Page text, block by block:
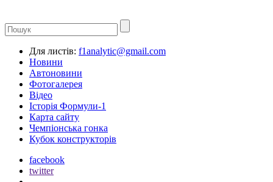
Для листів: f1analytic@gmail.com
Новини
Автоновини
Фотогалерея
Відео
Історія Формули-1
Карта сайту
Чемпіонська гонка
Кубок конструкторів
facebook
twitter